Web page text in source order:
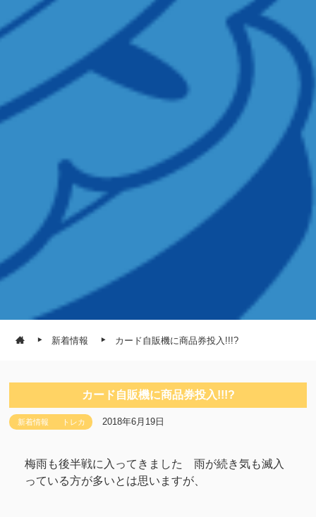
新着情報 カード自販機に商品券投入!!!?
カード自販機に商品券投入!!!?
新着情報 トレカ 2018年6月19日
梅雨も後半戦に入ってきました 雨が続き気も滅入
っている方が多いとは思いますが、